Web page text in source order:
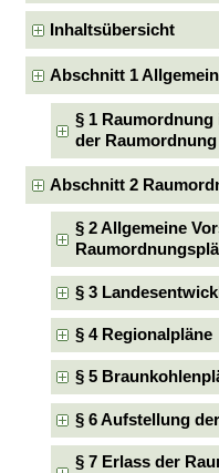
Inhaltsübersicht
Abschnitt 1
§ 1
der
Abschnitt 2
§ 2 Allgemeine
§ 3
§ 4 Regionalpläne
§ 5
§ 6 Aufstellung
§ 7 Erlass der